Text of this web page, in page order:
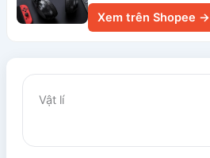
Xem trên Shopee →
Vật lí